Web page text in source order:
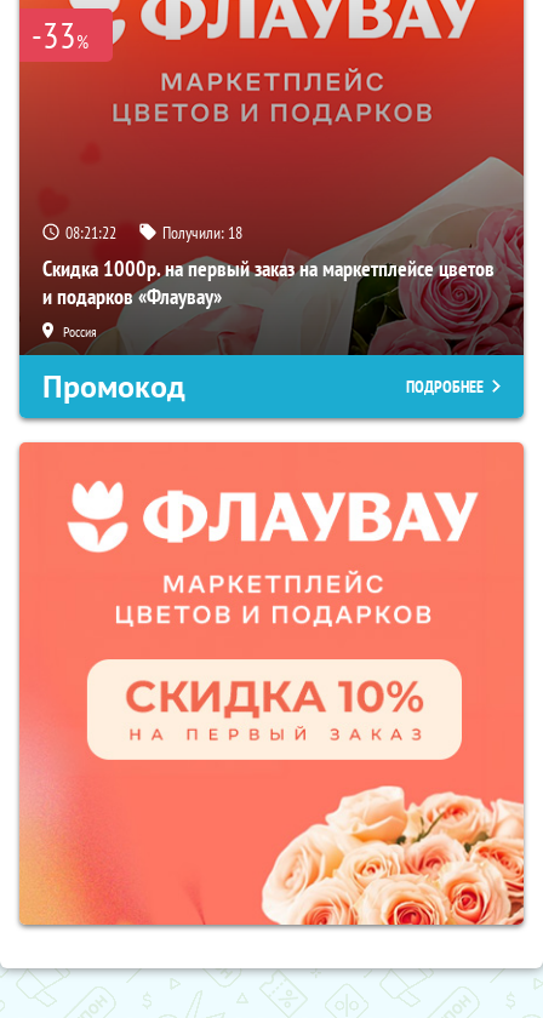
-33%
08:21:21 Получили: 18
Скидка 1000р. на первый заказ на маркетплейсе цветов
и подарков «Флаувау»
Россия
Промокод ПОДРОБНЕЕ